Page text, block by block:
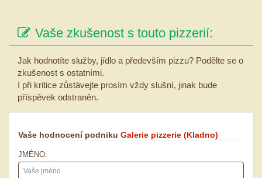
Vaše zkušenost s touto pizzerií:
Jak hodnotíte služby, jídlo a především pizzu? Podělte se o
zkušenost s ostatními.
I při kritice zůstávejte prosím vždy slušní, jinak bude
příspěvek odstraněn.
Vaše hodnocení podniku Galerie pizzerie (Kladno)
JMÉNO: